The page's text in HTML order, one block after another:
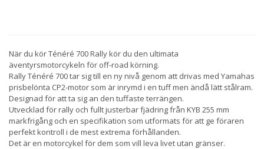
När du kör Ténéré 700 Rally kör du den ultimata
äventyrsmotorcykeln för off-road körning.
Rally Ténéré 700 tar sig till en ny nivå genom att drivas med Yamahas
prisbelönta CP2-motor som är inrymd i en tuff men ändå lätt stålram.
Designad för att ta sig an den tuffaste terrängen.
Utvecklad för rally och fullt justerbar fjädring från KYB 255 mm
markfrigång och en specifikation som utformats för att ge föraren
perfekt kontroll i de mest extrema förhållanden.
Det är en motorcykel för dem som vill leva livet utan gränser.